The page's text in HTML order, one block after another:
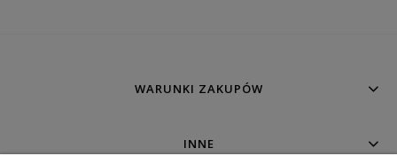
WARUNKI ZAKUPÓW
INNE